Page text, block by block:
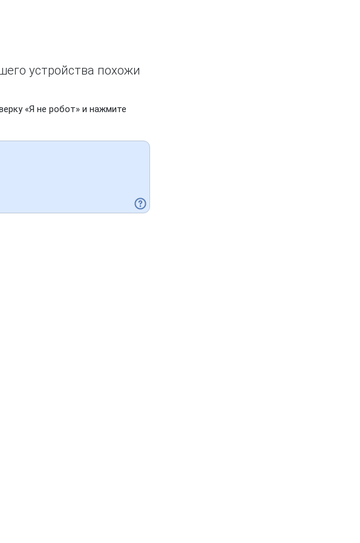
устройства похожи
«Я не робот» и нажмите